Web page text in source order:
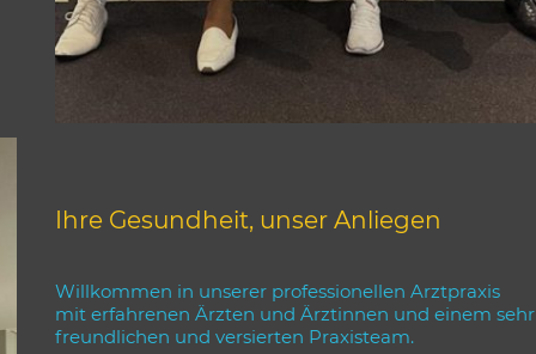
Ihre Gesundheit, unser Anliegen
Willkommen in unserer professionellen Arztpraxis
mit erfahrenen Ärzten und Ärztinnen und einem sehr
freundlichen und versierten Praxisteam.